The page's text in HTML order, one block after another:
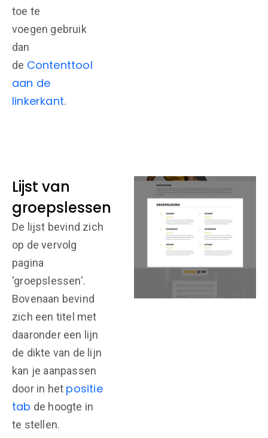
toe te
voegen gebruik
dan
de Contenttool
aan de
linkerkant.
Lijst van
groepslessen
De lijst bevind zich
op de vervolg
pagina
'groepslessen'.
Bovenaan bevind
zich een titel met
daaronder een lijn
de dikte van de lijn
kan je aanpassen
door in het positie
tab de hoogte in
te stellen.